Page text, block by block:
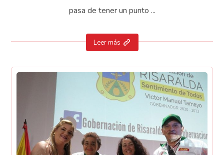
pasa de tener un punto ...
Leer más